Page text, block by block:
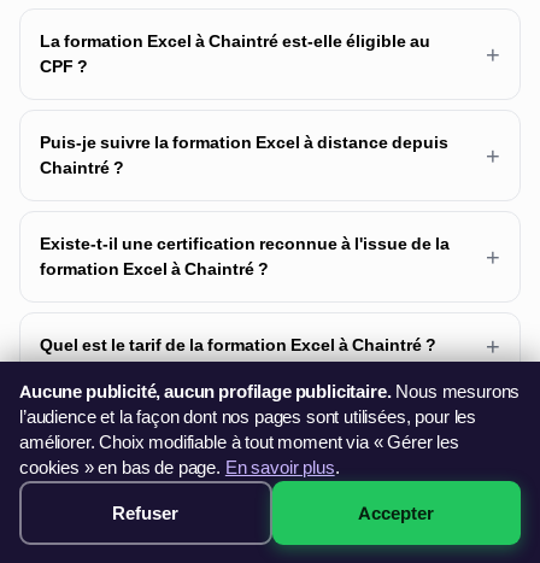
La formation Excel à Chaintré est-elle éligible au
CPF ?
+
Puis-je suivre la formation Excel à distance depuis
Chaintré ?
+
Existe-t-il une certification reconnue à l'issue de la
formation Excel à Chaintré ?
+
Quel est le tarif de la formation Excel à Chaintré ? +
Quels sont les prérequis pour la formation Excel à
Chaintré ?
Comment s'organise concrètement la formation
Excel à Chaintré ?
299€ · Voir les sessions →
Aucune publicité, aucun profilage publicitaire.Nous mesurons
l’audience et la façon dont nos pages sont utilisées, pour les
améliorer. Choix modifiable à tout moment via « Gérer les
cookies » en bas de page. En savoir plus.
Refuser Accepter